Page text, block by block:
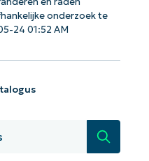
onderzoek te
24 01:52 AM
Zoeken
NinjaOne AI-